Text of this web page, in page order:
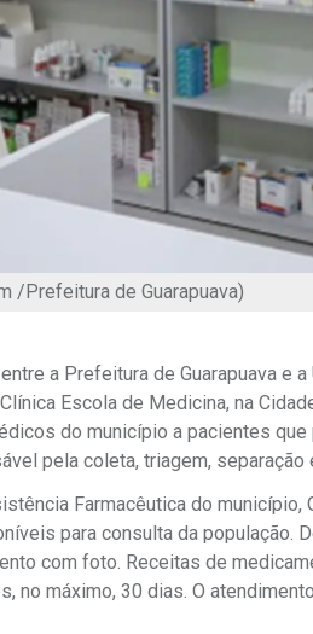
/Prefeitura de Guarapuava)
a Prefeitura de Guarapuava e
Escola de Medicina, na
do município a pacientes
pela coleta, triagem,
Farmacêutica do município,
para consulta da população.
com foto. Receitas de
no máximo, 30 dias. O